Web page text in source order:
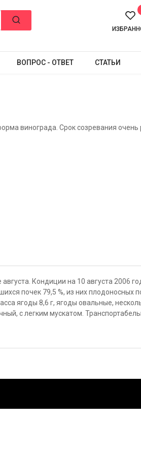
ВОПРОС - ОТВЕТ СТАТЬИ
винограда. Срок созревания очень
Кондиции на 10 августа 2006
почек 79,5 %, из них плодоносных
ягоды 8,6 г, ягоды овальные,
с легким мускатом.